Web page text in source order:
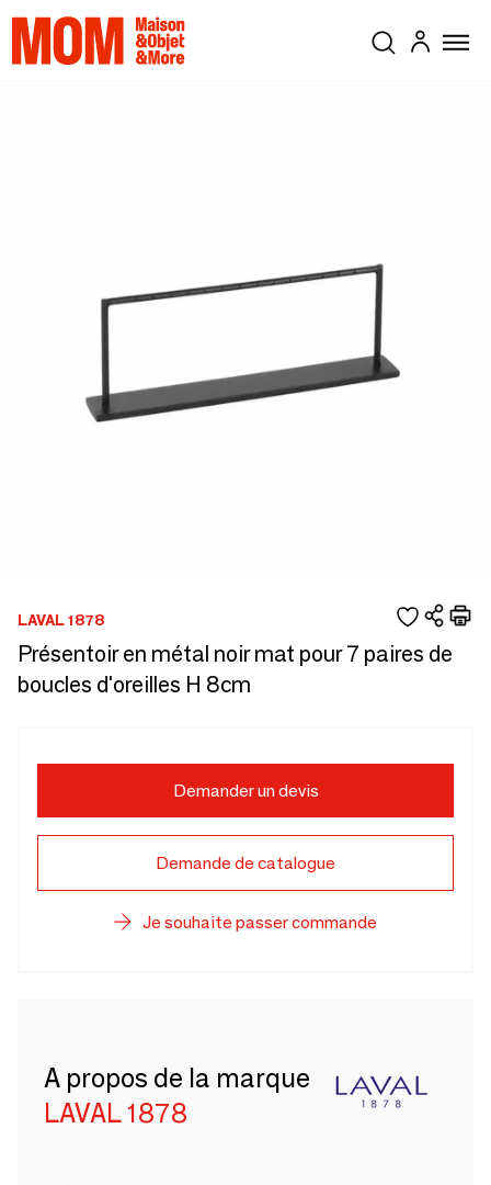
LAVAL 1878
Présentoir en métal noir mat pour 7 paires de
boucles d'oreilles H 8cm
Demander un devis
Demande de catalogue
Je souhaite passer commande
A propos de la marque
LAVAL 1878